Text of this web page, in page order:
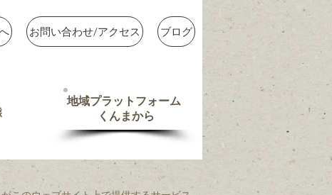
お問い合わせ/アクセス ブログ
地域プラットフォーム
​くんまから